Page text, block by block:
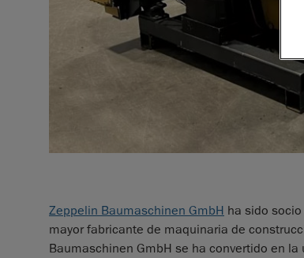
Zeppelin Baumaschinen GmbH ha sido
mayor fabricante de maquinaria de
Baumaschinen GmbH se ha convertido en